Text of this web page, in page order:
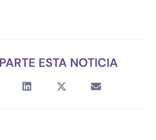
ESTA NOTICIA